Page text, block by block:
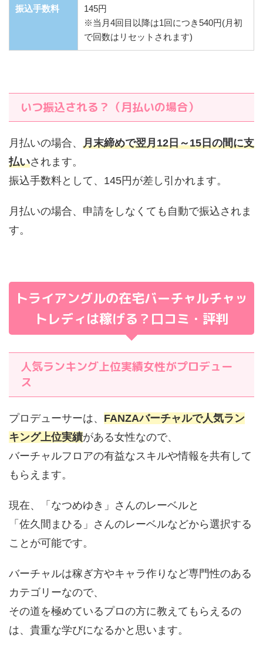
振込手数料
145円
※当月4回目以降は1回につき540円(月初
で回数はリセットされます)
いつ振込される？（月払いの場合）
月払いの場合、 月末締めで翌月12日～15日の間に支
払いされます。
振込手数料として、145円が差し引かれます。
月払いの場合、申請をしなくても自動で振込されま
す。
トライアングルの在宅バーチャルチャッ
トレディは稼げる？口コミ・評判
人気ランキング上位実績女性がプロデュー
ス
プロデューサーは、 FANZAバーチャルで人気ラン
キング上位実績がある女性なので、
バーチャルフロアの有益なスキルや情報を共有して
もらえます。
現在、「なつめゆき」さんのレーベルと
「佐久間まひる」さんのレーベルなどから選択する
ことが可能です。
バーチャルは稼ぎ方やキャラ作りなど専門性のある
カテゴリーなので、
その道を極めているプロの方に教えてもらえるの
は、貴重な学びになるかと思います。